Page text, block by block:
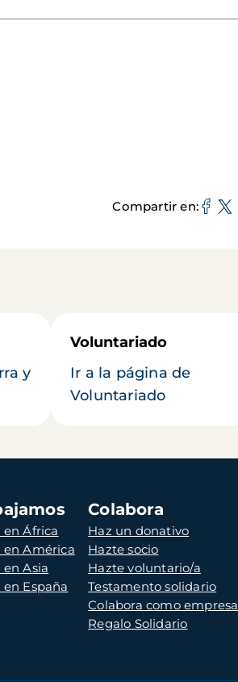
Compartir en
y
Voluntariado
Ir a la página de
Voluntariado
África
en América
Asia
España
Colabora
Haz un donativo
Hazte socio
Hazte voluntario/a
Testamento solidario
Colabora como empresa
Regalo Solidario